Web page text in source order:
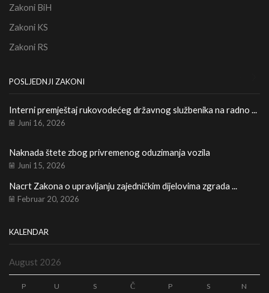
Zakoni BiH
Zakoni KS
Zakoni RS
POSLJEDNJI ZAKONI
Interni premještaj rukovodećeg državnog službenika na radno ...
Juni 16, 2026
Naknada štete zbog privremenog oduzimanja vozila
Juni 15, 2026
Nacrt Zakona o upravljanju zajedničkim dijelovima zgrada ...
Februar 20, 2026
KALENDAR
August 2026
P U S Č P S N